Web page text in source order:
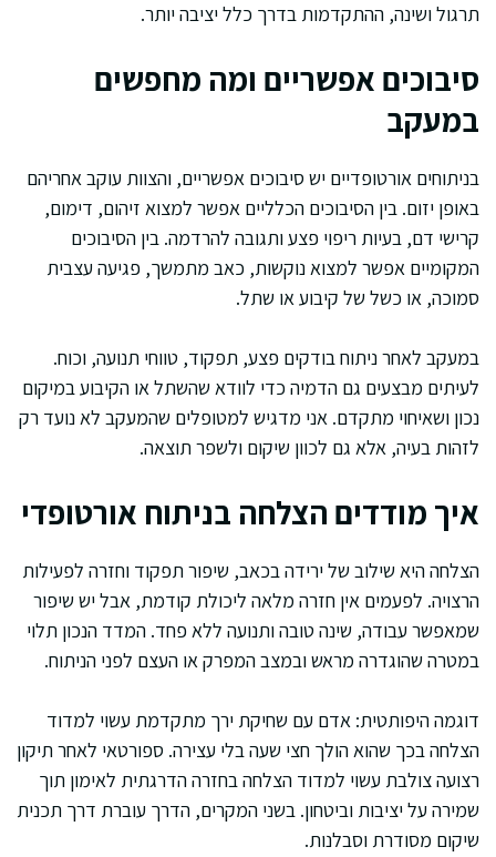
תרגול ושינה, ההתקדמות בדרך כלל יציבה יותר.
סיבוכים אפשריים ומה מחפשים
במעקב
בניתוחים אורטופדיים יש סיבוכים אפשריים, והצוות עוקב אחריהם
באופן יזום. בין הסיבוכים הכלליים אפשר למצוא זיהום, דימום,
קרישי דם, בעיות ריפוי פצע ותגובה להרדמה. בין הסיבוכים
המקומיים אפשר למצוא נוקשות, כאב מתמשך, פגיעה עצבית
סמוכה, או כשל של קיבוע או שתל.
במעקב לאחר ניתוח בודקים פצע, תפקוד, טווחי תנועה, וכוח.
לעיתים מבצעים גם הדמיה כדי לוודא שהשתל או הקיבוע במיקום
נכון ושאיחוי מתקדם. אני מדגיש למטופלים שהמעקב לא נועד רק
לזהות בעיה, אלא גם לכוון שיקום ולשפר תוצאה.
איך מודדים הצלחה בניתוח אורטופדי
הצלחה היא שילוב של ירידה בכאב, שיפור תפקוד וחזרה לפעילות
הרצויה. לפעמים אין חזרה מלאה ליכולת קודמת, אבל יש שיפור
שמאפשר עבודה, שינה טובה ותנועה ללא פחד. המדד הנכון תלוי
במטרה שהוגדרה מראש ובמצב המפרק או העצם לפני הניתוח.
דוגמה היפותטית: אדם עם שחיקת ירך מתקדמת עשוי למדוד
הצלחה בכך שהוא הולך חצי שעה בלי עצירה. ספורטאי לאחר תיקון
רצועה צולבת עשוי למדוד הצלחה בחזרה הדרגתית לאימון תוך
שמירה על יציבות וביטחון. בשני המקרים, הדרך עוברת דרך תכנית
שיקום מסודרת וסבלנות.